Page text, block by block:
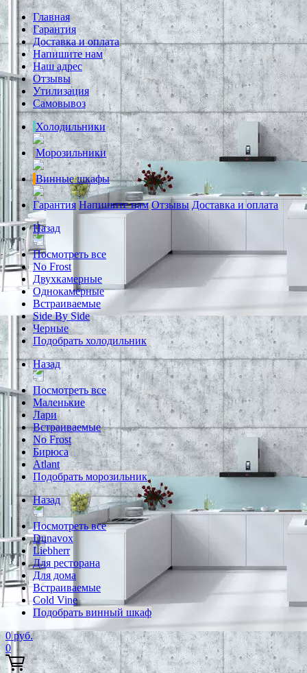
Главная
Гарантия
Доставка и оплата
Напишите нам
Наш адрес
Отзывы
Утилизация
Самовывоз
Холодильники
Морозильники
Винные шкафы
Гарантия Напишите нам Отзывы Доставка и оплата
Назад
Посмотреть все
No Frost
Двухкамерные
Однокамерные
Встраиваемые
Side By Side
Черные
Подобрать холодильник
Назад
Посмотреть все
Маленькие
Лари
Встраиваемые
No Frost
Бирюса
Atlant
Подобрать морозильник
Назад
Посмотреть все
Dunavox
Liebherr
Для ресторана
Для дома
Встраиваемые
Cold Vine
Подобрать винный шкаф
0 руб.
0